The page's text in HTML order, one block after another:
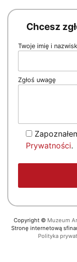
Chcesz
Twoje imię i
Zgłoś uwagę
Prywatności.
Copyright © Muzeum
Stronę internetową
Polityka